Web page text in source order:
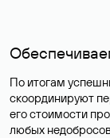
По итогам
скоординируют
его стоимости
любых